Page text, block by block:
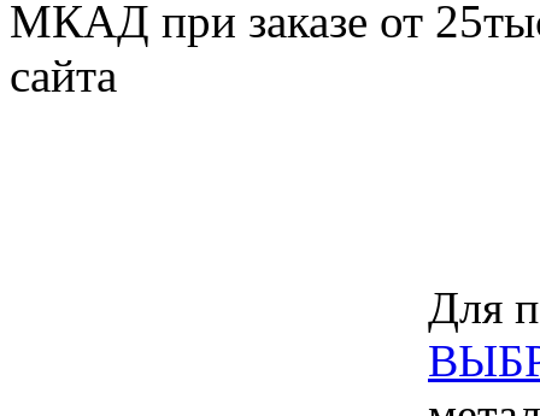
МКАД при заказе от
сайта
Для